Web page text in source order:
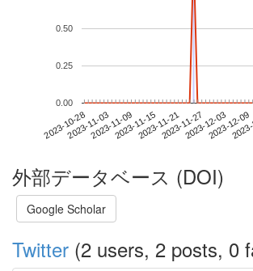
2023-10-282023-11-032023-11-092023-11-152023-11-212023-11-272023-12-032023-12-09
0.00
0.25
0.50
外部データベース (DOI)
Google Scholar
Twitter (2 users, 2 posts, 0